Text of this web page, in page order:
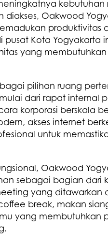
Oakwood
produktivitas
Kota Yogyakarta
yang
pilihan ruang
dari rapat internal
korporasi berskala
akses internet
untuk
Oakwood
sebagai bagian dari
yang ditawarkan
break, makan
yang membutuhkan